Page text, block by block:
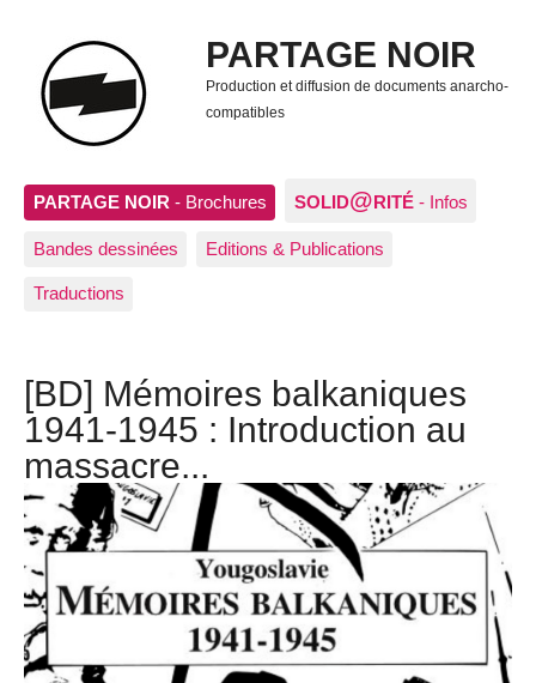
PARTAGE NOIR
Production et diffusion de documents anarcho-
compatibles
PARTAGE NOIR - Brochures SOLID@RITÉ - Infos
Bandes dessinées Editions & Publications
Traductions
[BD] Mémoires balkaniques
1941-1945 : Introduction au
massacre...